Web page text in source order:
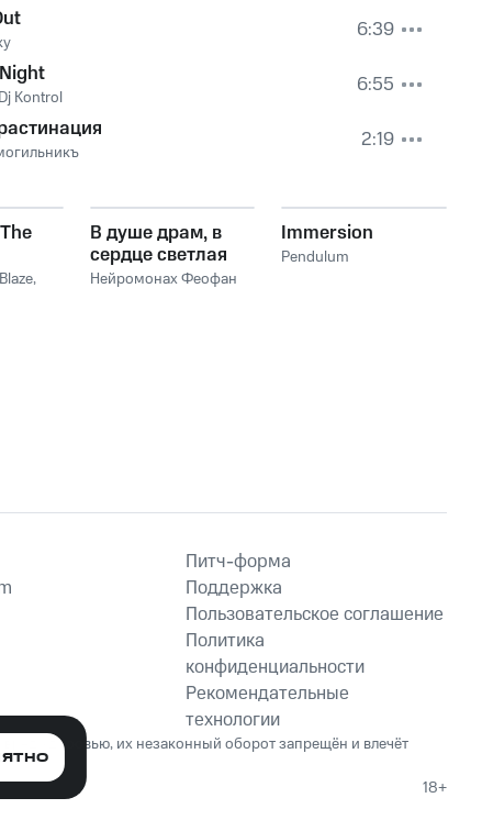
6:39
Dj Kontrol
6:55
2:19
,
В душе драм, в
сердце светлая
Русь!
Нейромонах Феофан
Immersion
Pendulum
Питч-форма
Поддержка
Пользовательское соглашение
Политика
конфиденциальности
Рекомендательные
технологии
здоровью, их незаконный оборот запрещён и влечёт
18+